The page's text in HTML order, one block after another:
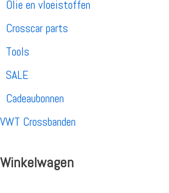
Olie en vloeistoffen
Crosscar parts
Tools
SALE
Cadeaubonnen
VWT Crossbanden
Winkelwagen